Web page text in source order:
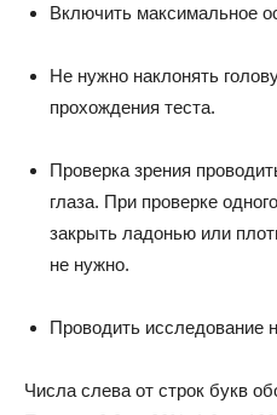
Включить максимальное
Не нужно наклонять
прохождения теста.
Проверка зрения
глаза. При проверке
закрыть ладонью или
не нужно.
Проводить исследование
Числа слева от строк букв